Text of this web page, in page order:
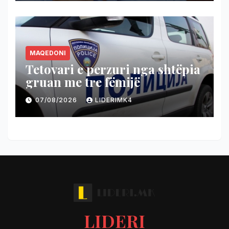
MAQEDONI
Tetovari e perzuri nga shtëpia
gruan me tre fëmijë
07/08/2026 LIDERIMK4
LIDERI